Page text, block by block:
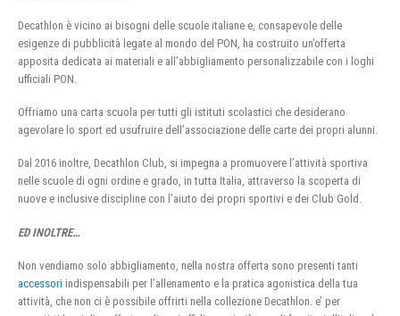
Decathlon è vicino ai bisogni delle scuole italiane e, consapevole delle
esigenze di pubblicità legate al mondo del PON, ha costruito un’offerta
apposita dedicata ai materiali e all’abbigliamento personalizzabile con i loghi
ufficiali PON.
Offriamo una carta scuola per tutti gli istituti scolastici che desiderano
agevolare lo sport ed usufruire dell’associazione delle carte dei propri alunni.
Dal 2016 inoltre, Decathlon Club, si impegna a promuovere l’attività sportiva
nelle scuole di ogni ordine e grado, in tutta Italia, attraverso la scoperta di
nuove e inclusive discipline con l’aiuto dei propri sportivi e dei Club Gold.
ED INOLTRE…
Non vendiamo solo abbigliamento, nella nostra offerta sono presenti tanti
accessori indispensabili per l’allenamento e la pratica agonistica della tua
attività, che non ci è possibile offrirti nella collezione Decathlon. e’ per